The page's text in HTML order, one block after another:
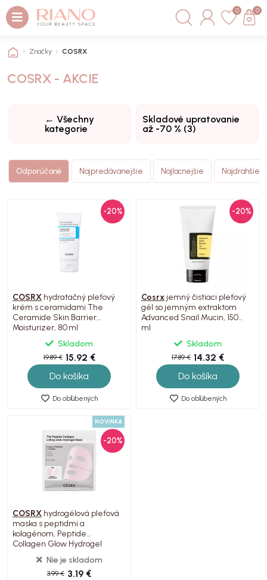
0 0
Značky COSRX
COSRX - AKCIE
← Všechny
kategorie
Skladové upratovanie
až -70 % (3)
Odporúčané Najpredávanejšie Najlacnejšie Najdrahšie
-20%
COSRX hydratačný pleťový
krém s ceramidami The
Ceramide Skin Barrier
Moisturizer, 80 ml
Skladom
19.89 € 15.92 €
Do košíka
Do obľúbených
-20%
Cosrx jemný čistiaci pleťový
gél so jemným extraktom
Advanced Snail Mucin, 150
ml
Skladom
17.89 € 14.32 €
Do košíka
Do obľúbených
NOVINKA
-20%
COSRX hydrogélová pleťová
maska s peptidmi a
kolagénom, Peptide
Collagen Glow Hydrogel
Nie je skladom
3.99 € 3.19 €